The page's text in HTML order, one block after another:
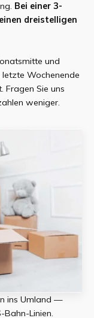
Bei einer 3-
dreistelligen
und
Wochenende
Fragen Sie uns
weniger.
ins Umland —
Bahn-Linien.